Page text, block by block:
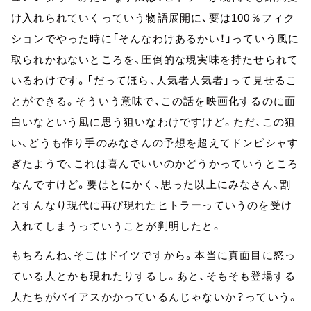
け入れられていくっていう物語展開に、要は100％フィク
ションでやった時に「そんなわけあるかい！」っていう風に
取られかねないところを、圧倒的な現実味を持たせられて
いるわけです。「だってほら、人気者人気者」って見せるこ
とができる。そういう意味で、この話を映画化するのに面
白いなという風に思う狙いなわけですけど。ただ、この狙
い、どうも作り手のみなさんの予想を超えてドンピシャす
ぎたようで、これは喜んでいいのかどうかっていうところ
なんですけど。要はとにかく、思った以上にみなさん、割
とすんなり現代に再び現れたヒトラーっていうのを受け
入れてしまうっていうことが判明したと。
もちろんね、そこはドイツですから。本当に真面目に怒っ
ている人とかも現れたりするし。あと、そもそも登場する
人たちがバイアスかかっているんじゃないか？っていう。